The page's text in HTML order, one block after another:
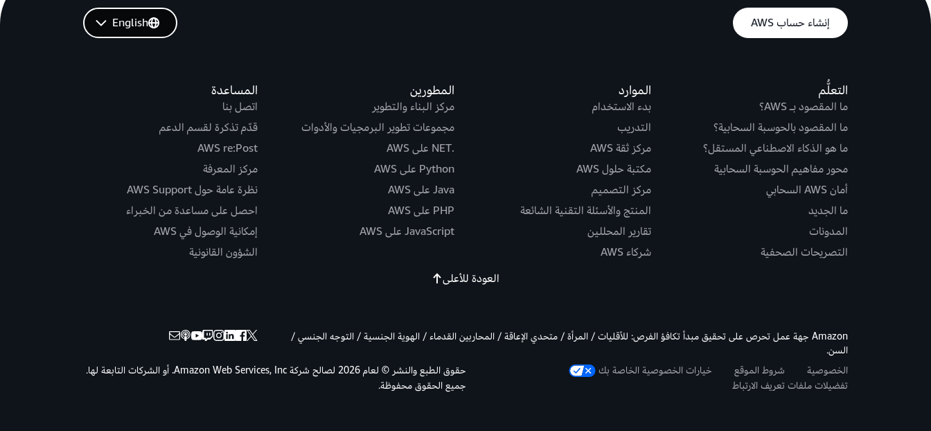
إنشاء حساب AWS
التعلُّم
ما المقصود بـ AWS؟
ما المقصود بالحوسبة السحابية؟
ما هو الذكاء الاصطناعي المستقل؟
محور مفاهيم الحوسبة السحابية
أمان AWS السحابي
ما الجديد
المدونات
التصريحات الصحفية
الموارد
بدء الاستخدام
التدريب
مركز ثقة AWS
مكتبة حلول AWS
مركز التصميم
المنتج والأسئلة التقنية الشائعة
تقارير المحللين
شركاء AWS
المطورين
مركز البناء والتطوير
مجموعات تطوير البرمجيات والأدوات
.NET على AWS
Python على AWS
Java على AWS
PHP على AWS
JavaScript على AWS
المساعدة
اتصل بنا
قدّم تذكرة لقسم الدعم
AWS re:Post
مركز المعرفة
نظرة عامة حول AWS Support
احصل على مساعدة من الخبراء
إمكانية الوصول في AWS
الشؤون القانونية
English
العودة للأعلى
Amazon جهة عمل تحرص على تحقيق مبدأ تكافؤ الفرص: للأقليات / المرأة / متحدي الإعاقة / المحاربين القدماء / الهوية الجنسية / التوجه الجنسي /
السن.
الخصوصية
شروط الموقع
خيارات الخصوصية الخاصة بك
تفضيلات ملفات تعريف الارتباط
حقوق الطبع والنشر © لعام 2026 لصالح شركة Amazon Web Services, Inc. أو الشركات التابعة لها.
جميع الحقوق محفوظة.